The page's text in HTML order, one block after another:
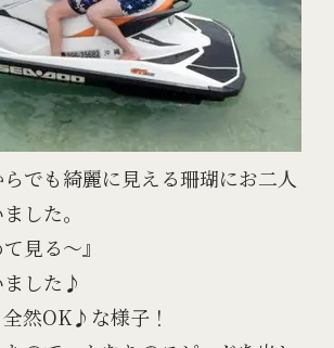
でも綺麗に見える珊瑚にお二人
した。
見る～』
ました♪
然OK♪な様子！